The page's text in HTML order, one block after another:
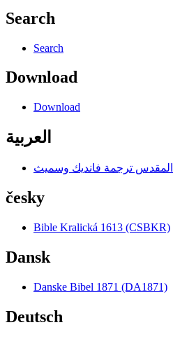
Search
Search
Download
Download
العربية
česky
Bible Kralická 1613 (CSBKR)
Dansk
Danske Bibel 1871 (DA1871)
Deutsch